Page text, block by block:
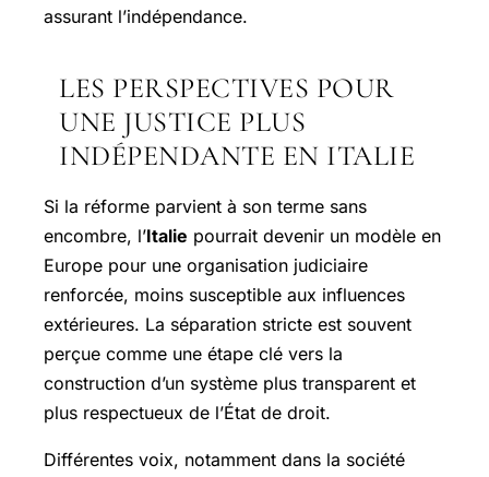
assurant l’indépendance.
LES PERSPECTIVES POUR
UNE JUSTICE PLUS
INDÉPENDANTE EN ITALIE
Si la réforme parvient à son terme sans
encombre, l’Italie pourrait devenir un modèle en
Europe pour une organisation judiciaire
renforcée, moins susceptible aux influences
extérieures. La séparation stricte est souvent
perçue comme une étape clé vers la
construction d’un système plus transparent et
plus respectueux de l’État de droit.
Différentes voix, notamment dans la société